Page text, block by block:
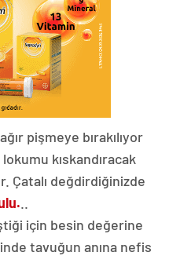
pişmeye bırakılıyor
kıskandıracak
Çatalı değdirdiğinizde
için besin değerine
tavuğun anına nefis